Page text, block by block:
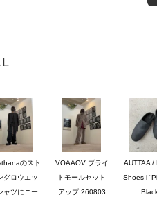
のスト
グロウエッ
ャツにニー
VOAAOV ブライ
トモールセット
アップ 260803
AUTTAA /
Shoes i